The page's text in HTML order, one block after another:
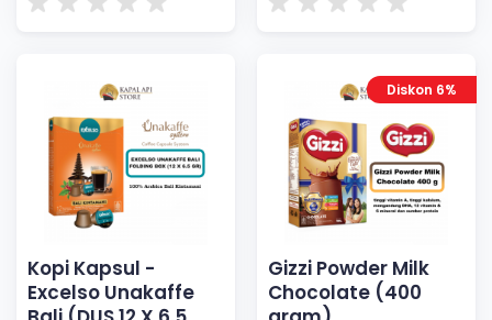
Kopi Kapsul -
Excelso Unakaffe
Diskon 6%
Gizzi Powder Milk
Chocolate (400